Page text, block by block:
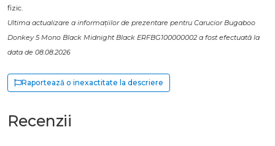
fizic.
Ultima actualizare a informațiilor de prezentare pentru Carucior Bugaboo
Donkey 5 Mono Black Midnight Black ERFBG100000002 a fost efectuată la
data de 08.08.2026
Raportează o inexactitate la descriere
Recenzii